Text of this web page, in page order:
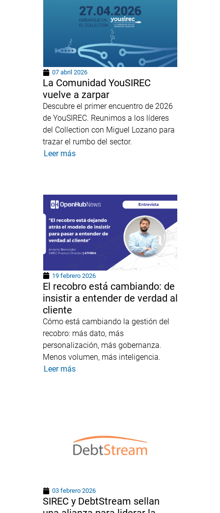
07 abril 2026
La Comunidad YouSIREC
vuelve a zarpar
Descubre el primer encuentro de 2026
de YouSIREC. Reunimos a los líderes
del Collection con Miguel Lozano para
trazar el rumbo del sector.
Leer más
19 febrero 2026
El recobro está cambiando: de
insistir a entender de verdad al
cliente
Cómo está cambiando la gestión del
recobro: más dato, más
personalización, más gobernanza.
Menos volumen, más inteligencia.
Leer más
03 febrero 2026
SIREC y DebtStream sellan